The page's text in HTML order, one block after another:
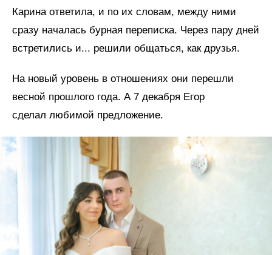
Карина ответила, и по их словам, между ними
сразу началась бурная переписка. Через пару дней
встретились и... решили общаться, как друзья.
На новый уровень в отношениях они перешли
весной прошлого года. А 7 декабря Егор
сделал любимой предложение.